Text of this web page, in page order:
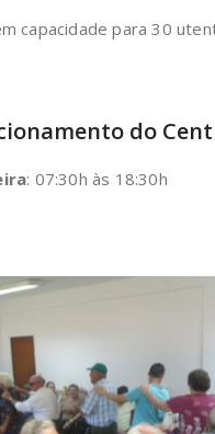
capacidade para 30
do
: 07:30h às 18:30h